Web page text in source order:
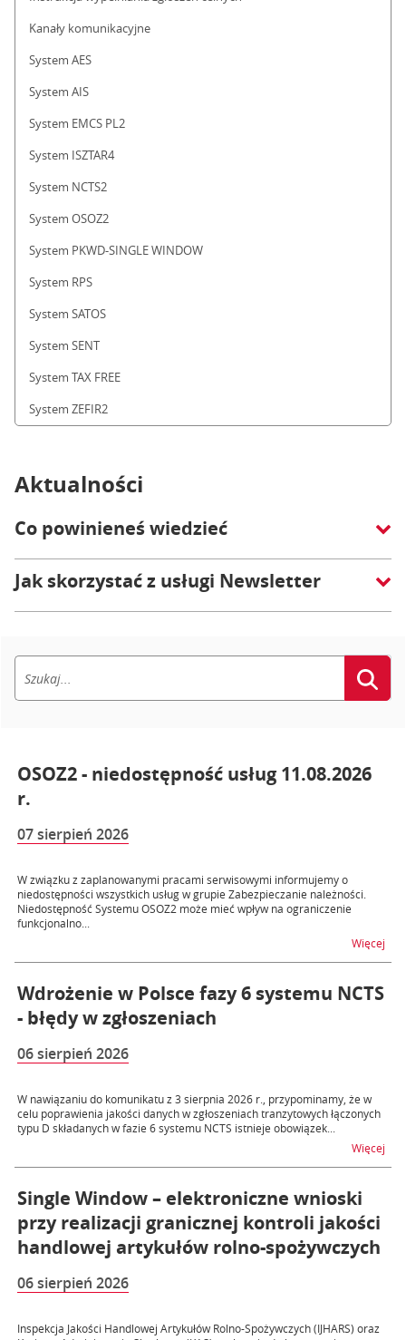
Kanały komunikacyjne
System AES
System AIS
System EMCS PL2
System ISZTAR4
System NCTS2
System OSOZ2
System PKWD-SINGLE WINDOW
System RPS
System SATOS
System SENT
System TAX FREE
System ZEFIR2
Aktualności
Co powinieneś wiedzieć
Jak skorzystać z usługi Newsletter
OSOZ2 - niedostępność usług 11.08.2026
r.
07 sierpień 2026
W związku z zaplanowanymi pracami serwisowymi informujemy o
niedostępności wszystkich usług w grupie Zabezpieczanie należności.
Niedostępność Systemu OSOZ2 może mieć wpływ na ograniczenie
funkcjonalno...
Więcej
Wdrożenie w Polsce fazy 6 systemu NCTS
- błędy w zgłoszeniach
06 sierpień 2026
W nawiązaniu do komunikatu z 3 sierpnia 2026 r., przypominamy, że w
celu poprawienia jakości danych w zgłoszeniach tranzytowych łączonych
typu D składanych w fazie 6 systemu NCTS istnieje obowiązek...
Więcej
Single Window – elektroniczne wnioski
przy realizacji granicznej kontroli jakości
handlowej artykułów rolno-spożywczych
06 sierpień 2026
Inspekcja Jakości Handlowej Artykułów Rolno-Spożywczych (IJHARS) oraz